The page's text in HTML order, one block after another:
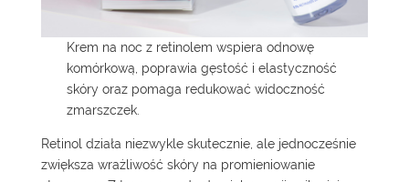
Krem na noc z retinolem wspiera odnowę
komórkową, poprawia gęstość i elastyczność
skóry oraz pomaga redukować widoczność
zmarszczek.
Retinol działa niezwykle skutecznie, ale jednocześnie
zwiększa wrażliwość skóry na promieniowanie